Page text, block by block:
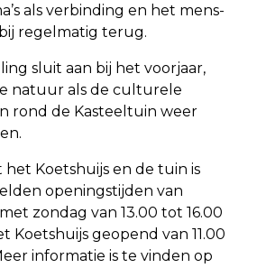
als verbinding en het mens-
regelmatig terug.
sluit aan bij het voorjaar,
natuur als de culturele
rond de Kasteeltuin weer
Koetshuijs en de tuin is
openingstijden van
zondag van 13.00 tot 16.00
Koetshuijs geopend van 11.00
informatie is te vinden op